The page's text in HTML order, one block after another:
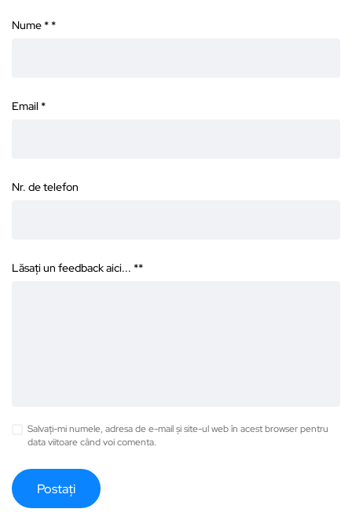
Nume * *
Email *
Nr. de telefon
Lăsați un feedback aici... **
Salvați-mi numele, adresa de e-mail și site-ul web în acest browser pentru
data viitoare când voi comenta.